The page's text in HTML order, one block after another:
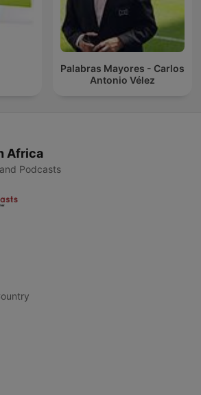
Palabras Mayores - Carlos
Antonio Vélez
Africa
Podcasts